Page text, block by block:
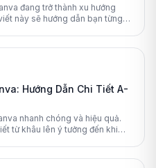
đang trở thành xu hướng
này sẽ hướng dẫn bạn từng
Hướng Dẫn Chi Tiết A-
nhanh chóng và hiệu quả.
từ khâu lên ý tưởng đến khi